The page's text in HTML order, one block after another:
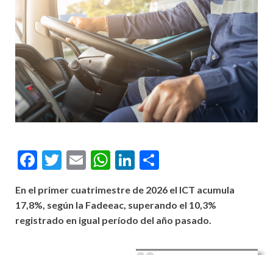
Facebook
Twitter
EmailWhatsApp
LinkedIn
En el primer cuatrimestre de 2026 el ICT acumula
17,8%, según la Fadeeac, superando el 10,3%
registrado en igual período del año pasado.